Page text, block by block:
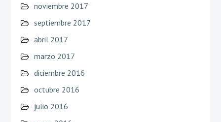
noviembre 2017
septiembre 2017
abril 2017
marzo 2017
diciembre 2016
octubre 2016
julio 2016